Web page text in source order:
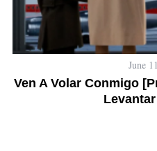
June
Ven A Volar Conmigo